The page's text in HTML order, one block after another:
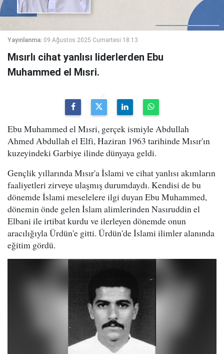
Yayınlanma: 09 Ağustos 2025 Cumartesi 18:13
Mısırlı cihat yanlısı liderlerden Ebu
Muhammed el Mısri.
Ebu Muhammed el Mısri, gerçek ismiyle Abdullah
Ahmed Abdullah el Elfi, Haziran 1963 tarihinde Mısır'ın
kuzeyindeki Garbiye ilinde dünyaya geldi.
Gençlik yıllarında Mısır'a İslami ve cihat yanlısı akımların
faaliyetleri zirveye ulaşmış durumdaydı. Kendisi de bu
dönemde İslami meselelere ilgi duyan Ebu Muhammed,
dönemin önde gelen İslam alimlerinden Nasıruddin el
Elbani ile irtibat kurdu ve ilerleyen dönemde onun
aracılığıyla Ürdün'e gitti. Ürdün'de İslami ilimler alanında
eğitim gördü.